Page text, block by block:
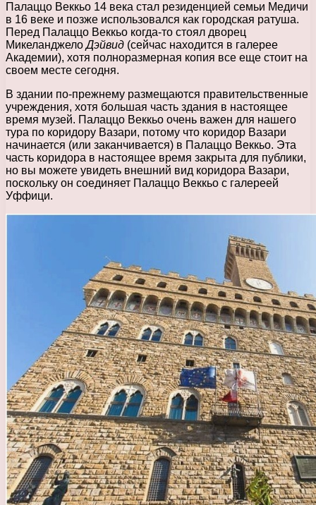
Палаццо Веккьо 14 века стал резиденцией семьи Медичи
в 16 веке и позже использовался как городская ратуша.
Перед Палаццо Веккьо когда-то стоял дворец
МикеланджелоДэйвид (сейчас находится в галерее
Академии), хотя полноразмерная копия все еще стоит на
своем месте сегодня.
В здании по-прежнему размещаются правительственные
учреждения, хотя большая часть здания в настоящее
время музей. Палаццо Веккьо очень важен для нашего
тура по коридору Вазари, потому что коридор Вазари
начинается (или заканчивается) в Палаццо Веккьо. Эта
часть коридора в настоящее время закрыта для публики,
но вы можете увидеть внешний вид коридора Вазари,
поскольку он соединяет Палаццо Веккьо с галереей
Уффици.